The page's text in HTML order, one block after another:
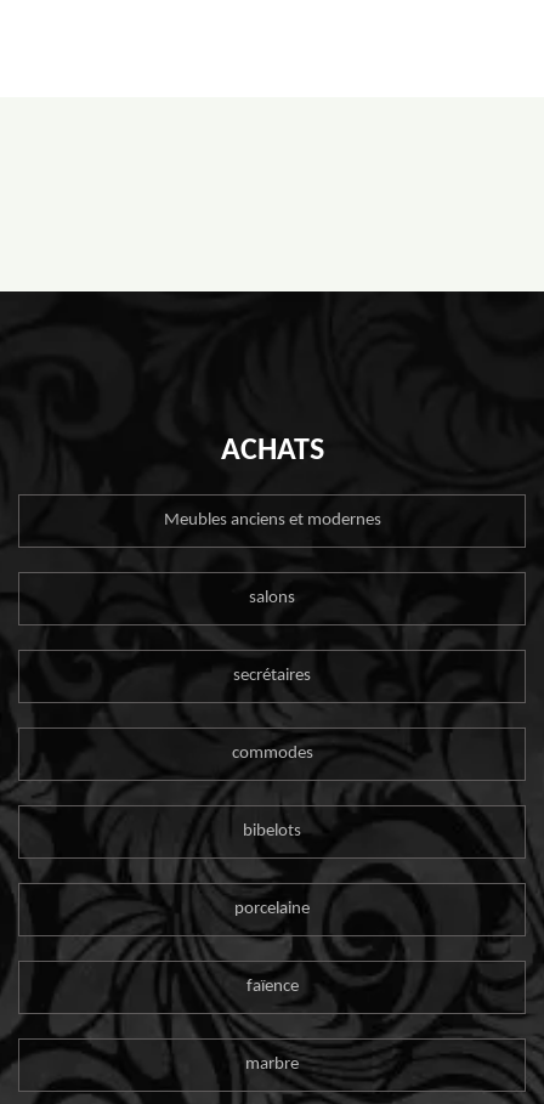
ACHATS
Meubles anciens et modernes
salons
secrétaires
commodes
bibelots
porcelaine
faïence
marbre